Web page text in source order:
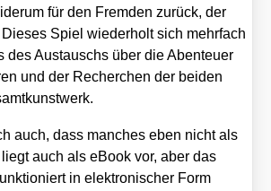
für den Frem­den zurück, der
Spiel wie­der­holt sich mehr­fach
des Aus­tauschs über die Aben­teu­er
und der Recher­chen der bei­den
auch, dass man­ches eben nicht als
auch als eBook vor, aber das
in elek­tro­ni­scher Form